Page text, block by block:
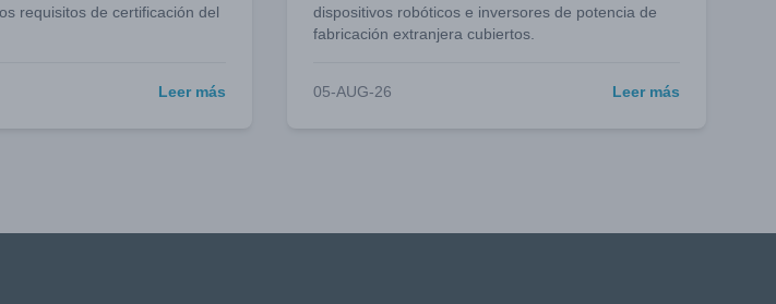
requisitos de certificación del
Leer más
dispositivos robóticos e inversores de potencia de
fabricación extranjera cubiertos.
05-AUG-26 Leer más